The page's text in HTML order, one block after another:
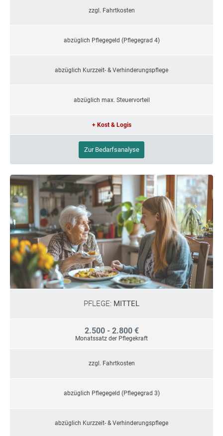
zzgl. Fahrtkosten
abzüglich Pflegegeld (Pflegegrad 4)
abzüglich Kurzzeit- & Verhinderungspflege
abzüglich max. Steuervorteil
+ Kost & Logis
Zur Bedarfsanalyse
PFLEGE: MITTEL
2.500 - 2.800 €
Monatssatz der Pflegekraft
zzgl. Fahrtkosten
abzüglich Pflegegeld (Pflegegrad 3)
abzüglich Kurzzeit- & Verhinderungspflege